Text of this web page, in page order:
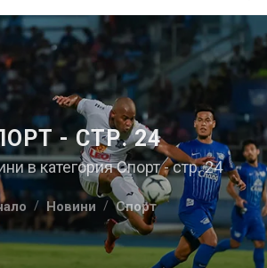
- СТР. 24
в категория Спорт - стр. 24
Новини Спорт